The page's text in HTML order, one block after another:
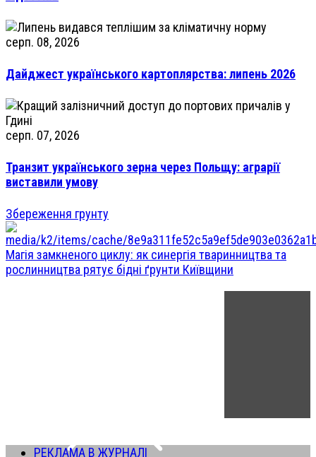
серп. 08, 2026
Дайджест українського картоплярства: липень 2026
серп. 07, 2026
Транзит українського зерна через Польщу: аграрії
виставили умову
Збереження грунту
Магія замкненого циклу: як синергія тваринництва та
рослинництва рятує бідні ґрунти Київщини
РЕКЛАМА В ЖУРНАЛІ